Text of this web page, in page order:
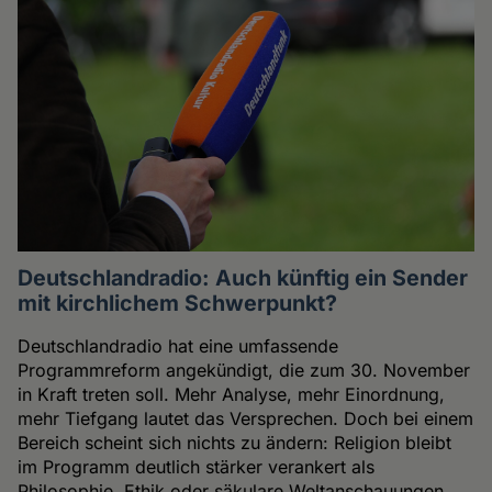
Deutschlandradio: Auch künftig ein Sender
mit kirchlichem Schwerpunkt?
Deutschlandradio hat eine umfassende
Programmreform angekündigt, die zum 30. November
in Kraft treten soll. Mehr Analyse, mehr Einordnung,
mehr Tiefgang lautet das Versprechen. Doch bei einem
Bereich scheint sich nichts zu ändern: Religion bleibt
im Programm deutlich stärker verankert als
und
Cookies